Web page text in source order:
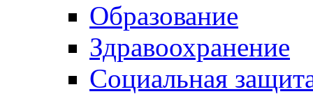
Образование
Здравоохранение
Социальная